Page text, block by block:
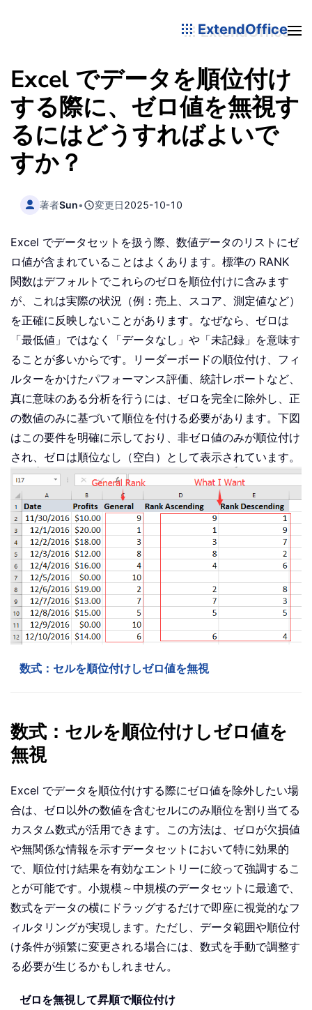
ExtendOffice
Excel でデータを順位付け
する際に、ゼロ値を無視す
るにはどうすればよいで
すか？
著者Sun• 変更日2025-10-10
Excel でデータセットを扱う際、数値データのリストにゼ
ロ値が含まれていることはよくあります。標準の RANK
関数はデフォルトでこれらのゼロを順位付けに含みます
が、これは実際の状況（例：売上、スコア、測定値など）
を正確に反映しないことがあります。なぜなら、ゼロは
「最低値」ではなく「データなし」や「未記録」を意味す
ることが多いからです。リーダーボードの順位付け、フィ
ルターをかけたパフォーマンス評価、統計レポートなど、
真に意味のある分析を行うには、ゼロを完全に除外し、正
の数値のみに基づいて順位を付ける必要があります。下図
はこの要件を明確に示しており、非ゼロ値のみが順位付け
され、ゼロは順位なし（空白）として表示されています。
数式：セルを順位付けしゼロ値を無視
数式：セルを順位付けしゼロ値を
無視
Excel でデータを順位付けする際にゼロ値を除外したい場
合は、ゼロ以外の数値を含むセルにのみ順位を割り当てる
カスタム数式が活用できます。この方法は、ゼロが欠損値
や無関係な情報を示すデータセットにおいて特に効果的
で、順位付け結果を有効なエントリーに絞って強調するこ
とが可能です。小規模～中規模のデータセットに最適で、
数式をデータの横にドラッグするだけで即座に視覚的なフ
ィルタリングが実現します。ただし、データ範囲や順位付
け条件が頻繁に変更される場合には、数式を手動で調整す
る必要が生じるかもしれません。
ゼロを無視して昇順で順位付け